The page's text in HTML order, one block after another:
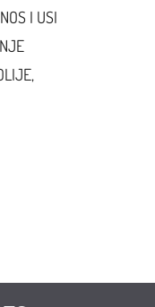
I USI